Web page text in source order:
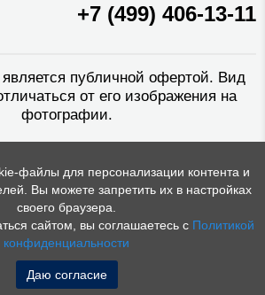
+7 (499) 406-13-11
публичной офертой. Вид
от его изображения на
фотографии.
файлы для персонализации контента и
Вы можете запретить их в настройках
своего браузера.
сайтом, вы соглашаетесь с Политикой
конфиденциальности
Даю согласие